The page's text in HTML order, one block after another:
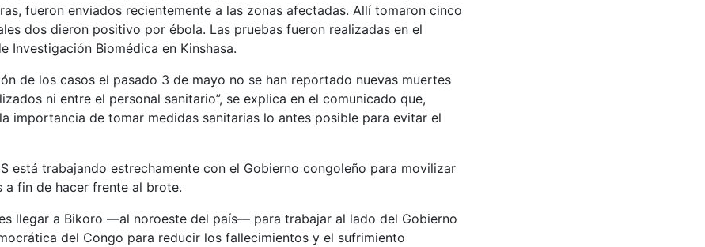
fueron enviados recientemente a las zonas afectadas. Allí tomaron cinco
dos dieron positivo por ébola. Las pruebas fueron realizadas en el
Investigación Biomédica en Kinshasa.
de los casos el pasado 3 de mayo no se han reportado nuevas muertes
ni entre el personal sanitario”, se explica en el comunicado que,
importancia de tomar medidas sanitarias lo antes posible para evitar el
está trabajando estrechamente con el Gobierno congoleño para movilizar
a fin de hacer frente al brote.
llegar a Bikoro —al noroeste del país— para trabajar al lado del Gobierno
del Congo para reducir los fallecimientos y el sufrimiento